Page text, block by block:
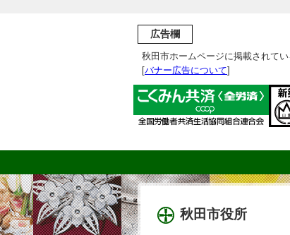
広告欄
秋田市ホームページに掲載されて
[バナー広告について]
秋田市役所